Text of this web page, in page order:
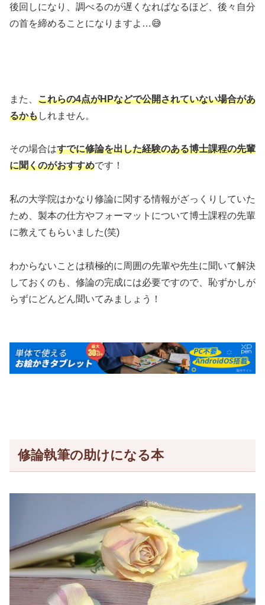
後回しになり、調べるのが遅くなればなるほど、後々自分
の首を締めることになりますよ…😅
また、 これらの4点がHPなどで公開されていない場合があ
るかもしれません。
その場合はすでに修論を出した経験のある博士課程の先輩
に聞くのがおすすめです！
私の大学院はかなり修論に関する情報がざっくりしていた
ため、製本の仕方やフォーマットについて博士課程の先輩
に教えてもらいました(笑)
わからないことは積極的に周囲の先輩や先生に聞いて解決
しておくのも、修論の完成には必要ですので、恥ずかしが
らずにどんどん聞いてみましょう！
修論執筆の助けになる本